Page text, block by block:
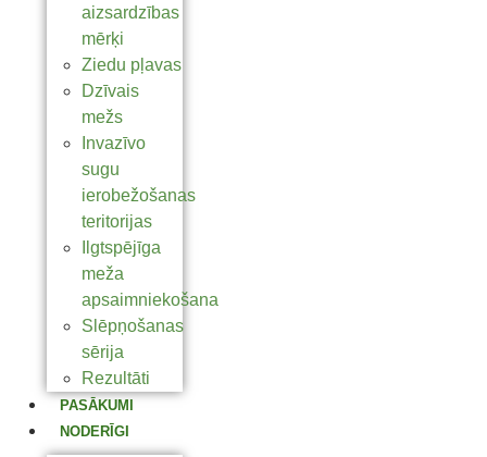
aizsardzības
mērķi
Ziedu pļavas
Dzīvais
mežs
Invazīvo
sugu
ierobežošanas
teritorijas
Ilgtspējīga
meža
apsaimniekošana
Slēpņošanas
sērija
Rezultāti
PASĀKUMI
NODERĪGI